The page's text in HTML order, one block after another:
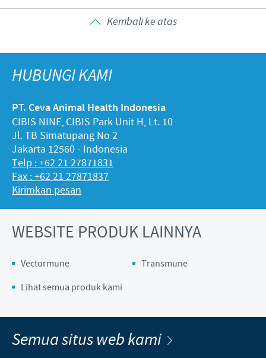
Kembali ke atas
HUBUNGI KAMI
PT. Ceva Animal Health Indonesia
CIBIS NINE, CIBIS Park Unit H, Lt. 10
Jl. TB Simatupang No 2
Jakarta 12560 - Indonesia
Telp : +62 21 27871831
Fax : +62 21 27871837
Kirimkan pesan
WEBSITE PRODUK LAINNYA
Vectormune
Transmune
Lihat semua produk kami
Semua situs web kami